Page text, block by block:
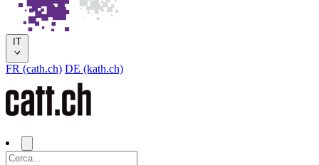
IT
FR (cath.ch) DE (kath.ch)